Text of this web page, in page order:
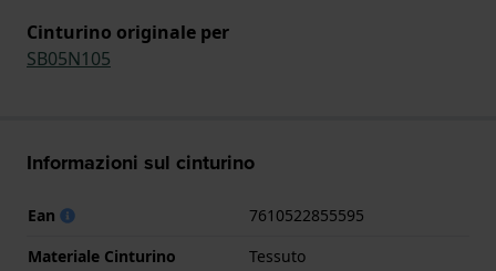
Cinturino originale per
SB05N105
Informazioni sul cinturino
Ean
7610522855595
Materiale Cinturino
Tessuto